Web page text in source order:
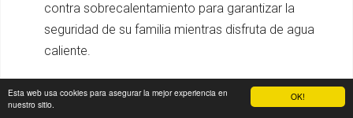
OK!
Esta web usa cookies para asegurar la mejor experiencia en
nuestro sitio.
contra sobrecalentamiento para garantizar la
seguridad de su familia mientras disfruta de agua
caliente.
Reduzca los Costos de sus Facturas: Este calentador
de agua a gas cuenta con la certificación CE y está